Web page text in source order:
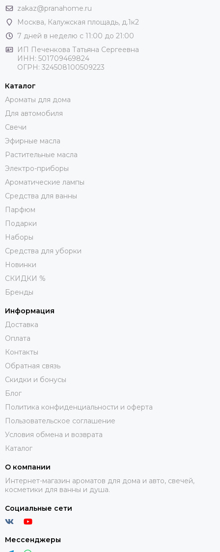
zakaz@pranahome.ru
Москва, Калужская площадь, д.1к2
7 дней в неделю с 11:00 до 21:00
ИП Печенкова Татьяна Сергеевна
ИНН: 501709469824
ОГРН: 324508100509223
Каталог
Ароматы для дома
Для автомобиля
Свечи
Эфирные масла
Растительные масла
Электро-приборы
Ароматические лампы
Средства для ванны
Парфюм
Подарки
Наборы
Средства для уборки
Новинки
СКИДКИ %
Бренды
Информация
Доставка
Оплата
Контакты
Обратная связь
Скидки и бонусы
Блог
Политика конфиденциальности и оферта
Пользовательское соглашение
Условия обмена и возврата
Каталог
О компании
Интернет-магазин ароматов для дома и авто, свечей,
косметики для ванны и душа.
Социальные сети
Мессенджеры